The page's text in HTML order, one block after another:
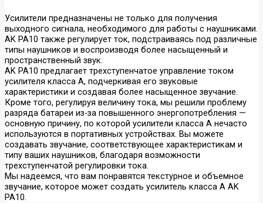
Усилители предназначены не только для получения
выходного сигнала, необходимого для работы с наушниками.
AK PA10 также регулирует ток, подстраиваясь под различные
типы наушников и воспроизводя более насыщенный и
пространственный звук.
AK PA10 предлагает трехступенчатое управление током
усилителя класса А, подчеркивая его звуковые
характеристики и создавая более насыщенное звучание.
Кроме того, регулируя величину тока, мы решили проблему
разряда батареи из-за повышенного энергопотребления —
основную причину, по которой усилители класса А нечасто
используются в портативных устройствах. Вы можете
создавать звучание, соответствующее характеристикам и
типу ваших наушников, благодаря возможности
трехступенчатой регулировки тока.
Мы надеемся, что вам понравятся текстурное и объемное
звучание, которое может создать усилитель класса А AK
PA10.